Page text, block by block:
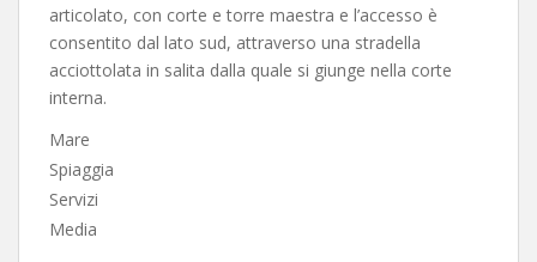
articolato, con corte e torre maestra e l’accesso è
consentito dal lato sud, attraverso una stradella
acciottolata in salita dalla quale si giunge nella corte
interna.
Mare
Spiaggia
Servizi
Media